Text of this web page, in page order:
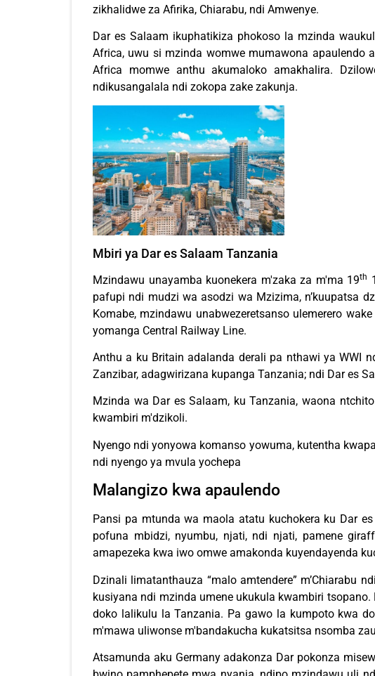
zikhalidwe za Afirika, Chiarabu, ndi Amwenye.
Dar es Salaam ikuphatikiza phokoso la mzinda
Africa, uwu si mzinda womwe mumawona
Africa momwe anthu akumaloko amakhalira.
ndikusangalala ndi zokopa zake zakunja.
Mbiri ya Dar es Salaam Tanzania
Mzindawu unayamba kuonekera m'zaka za m'ma 19th
pafupi ndi mudzi wa asodzi wa Mzizima, n’kuupatsa
Komabe, mzindawu unabwezeretsanso ulemerero
yomanga Central Railway Line.
Anthu a ku Britain adalanda derali pa nthawi ya WWI
Zanzibar, adagwirizana kupanga Tanzania; ndi Dar es
Mzinda wa Dar es Salaam, ku Tanzania, waona
kwambiri m'dzikoli.
Nyengo ndi yonyowa komanso yowuma, kutentha
ndi nyengo ya mvula yochepa
Malangizo kwa apaulendo
Pansi pa mtunda wa maola atatu kuchokera ku Dar
pofuna mbidzi, nyumbu, njati, ndi njati, pamene
amapezeka kwa iwo omwe amakonda kuyendayenda
Dzinali limatanthauza “malo amtendere” m’Chiarabu
kusiyana ndi mzinda umene ukukula kwambiri
doko lalikulu la Tanzania. Pa gawo la kumpoto kwa
m'mawa uliwonse m'bandakucha kukatsitsa nsomba
Atsamunda aku Germany adakonza Dar pokonza